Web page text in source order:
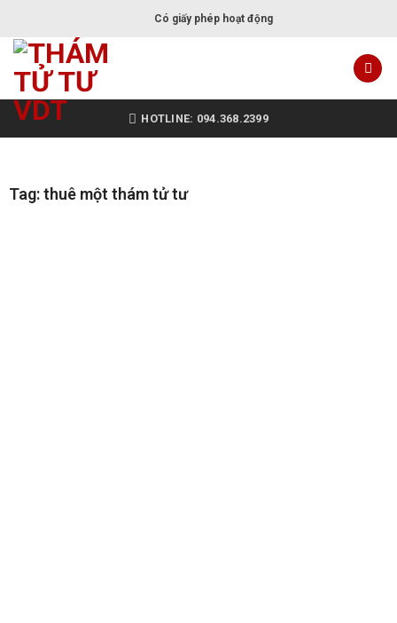
Có giấy phép hoạt động
HOTLINE: 094.368.2399
Tag: thuê một thám tử tư